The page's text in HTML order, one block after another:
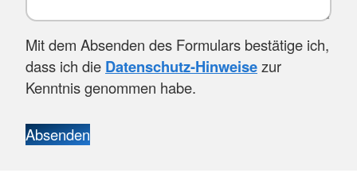
Mit dem Absenden des Formulars bestätige ich,
dass ich die Datenschutz-Hinweisezur
Kenntnis genommen habe.
Absenden